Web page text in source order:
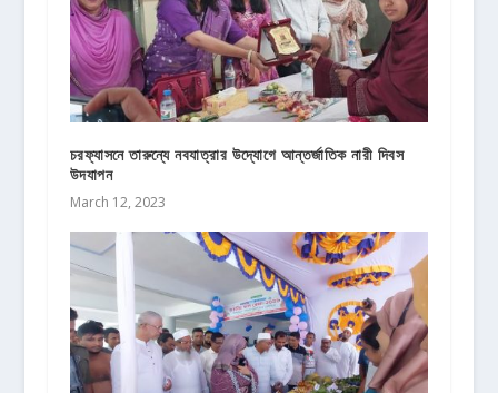
চরফ্যাসনে তারুন্যে নবযাত্রার উদ্যোগে আন্তর্জাতিক নারী দিবস
উদযাপন
March 12, 2023